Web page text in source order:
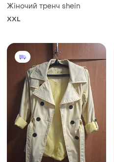
Жіночий тренч shein
XXL